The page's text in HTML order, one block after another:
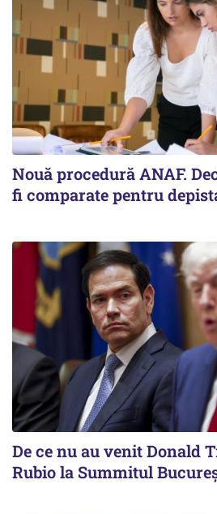
Nouă procedură ANAF.
fi comparate pentru
De ce nu au venit Donald
Rubio la Summitul